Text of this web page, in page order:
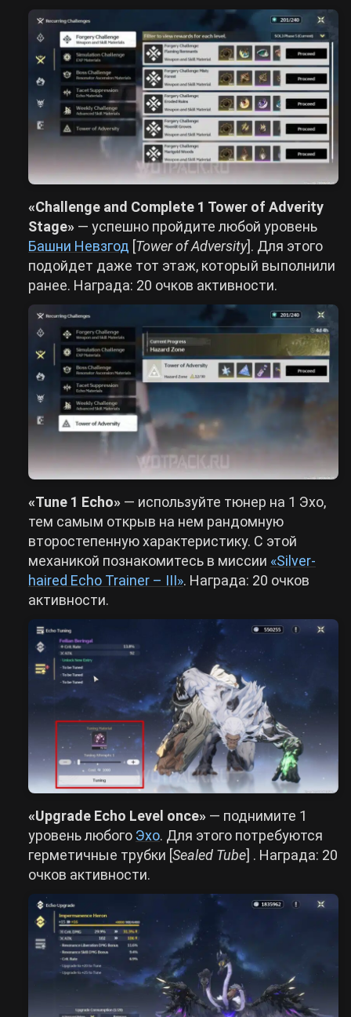
«Challenge and Complete 1 Tower of Adverity
Stage» — успешно пройдите любой уровень
Башни Невзгод [Tower of Adversity]. Для этого
подойдет даже тот этаж, который выполнили
ранее. Награда: 20 очков активности.
«Tune 1 Echo» — используйте тюнер на 1 Эхо,
тем самым открыв на нем рандомную
второстепенную характеристику. С этой
механикой познакомитесь в миссии «Silver-
haired Echo Trainer – III». Награда: 20 очков
активности.
«Upgrade Echo Level once» — поднимите 1
уровень любого Эхо. Для этого потребуются
герметичные трубки [Sealed Tube] . Награда: 20
очков активности.